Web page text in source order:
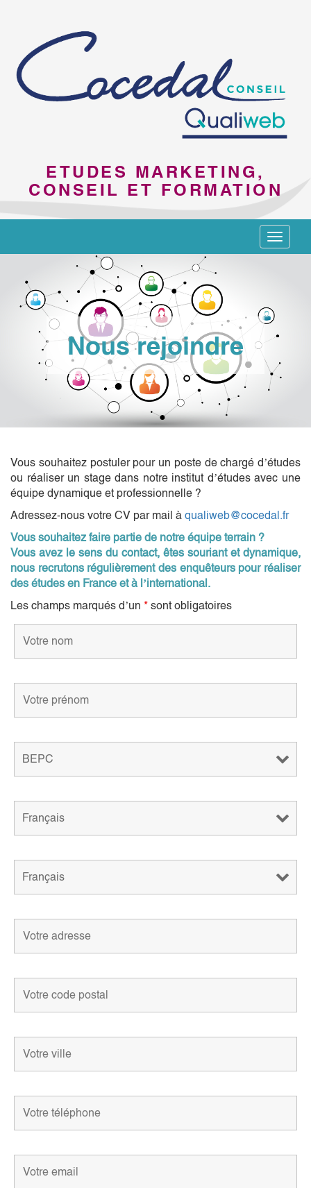
ETUDES MARKETING,
CONSEIL ET FORMATION
Toggle
Nous rejoindre
Vous souhaitez postuler pour un poste de chargé d’études
ou réaliser un stage dans notre institut d’études avec une
équipe dynamique et professionnelle ?
Adressez-nous votre CV par mail à qualiweb@cocedal.fr
Vous souhaitez faire partie de notre équipe terrain ?
Vous avez le sens du contact, êtes souriant et dynamique,
nous recrutons régulièrement des enquêteurs pour réaliser
des études en France et à l’international.
Les champs marqués d’un * sont obligatoires